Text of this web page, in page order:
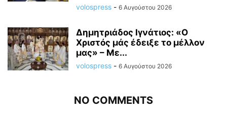
volospress - 6 Αυγούστου 2026
Δημητριάδος Ιγνάτιος: «Ο
Χριστός μάς έδειξε το μέλλον
μας» – Με...
volospress - 6 Αυγούστου 2026
NO COMMENTS